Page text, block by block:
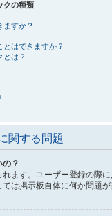
クの種類
ますか？
はできますか？
とは？
関する問題
？
ます。ユーザー登録の際
は掲示板自体に何か問題